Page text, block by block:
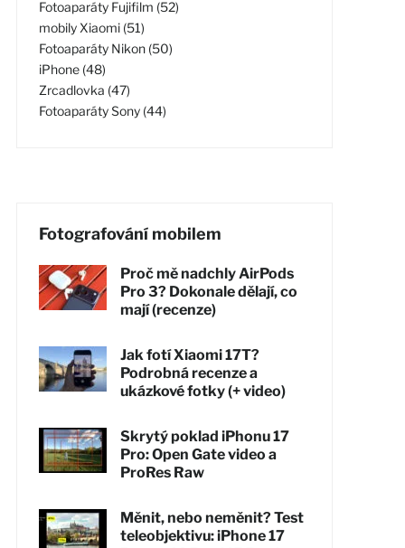
Fotoaparáty Fujifilm (52)
mobily Xiaomi (51)
Fotoaparáty Nikon (50)
iPhone (48)
Zrcadlovka (47)
Fotoaparáty Sony (44)
Fotografování mobilem
Proč mě nadchly AirPods
Pro 3? Dokonale dělají, co
mají (recenze)
Jak fotí Xiaomi 17T?
Podrobná recenze a
ukázkové fotky (+ video)
Skrytý poklad iPhonu 17
Pro: Open Gate video a
ProRes Raw
Měnit, nebo neměnit? Test
teleobjektivu: iPhone 17